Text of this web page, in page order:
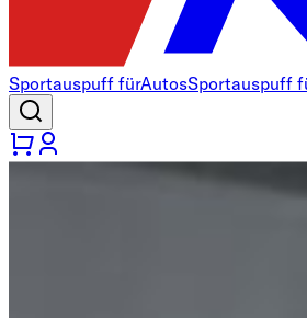
Sportauspuff fürAutosSportauspuff